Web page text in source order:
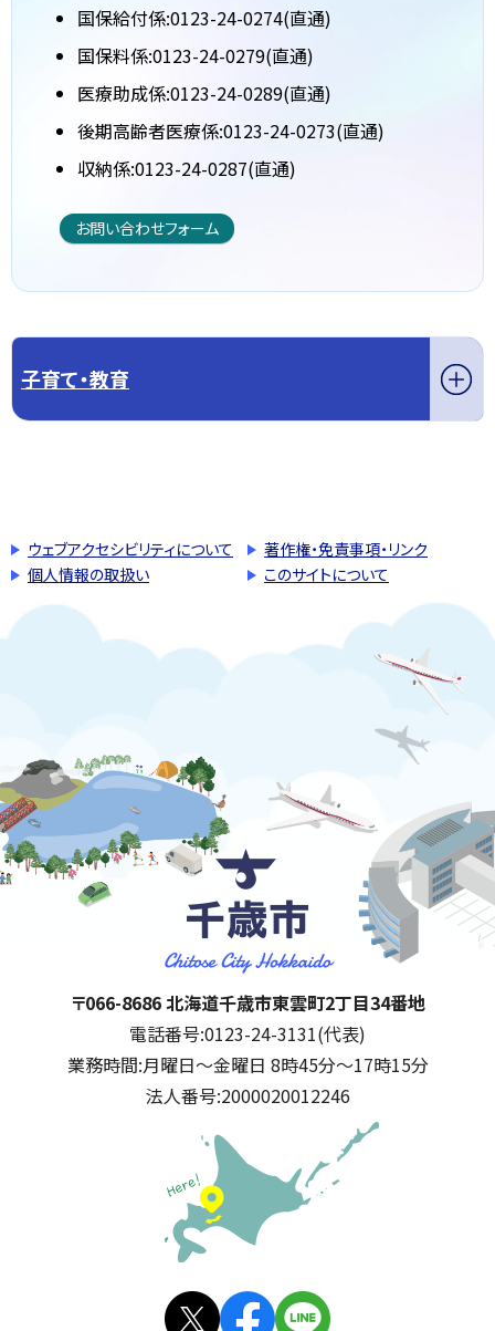
国保給付係:0123-24-0274(直通)
国保料係:0123-24-0279(直通)
医療助成係:0123-24-0289(直通)
後期高齢者医療係:0123-24-0273(直通)
収納係:0123-24-0287(直通)
お問い合わせフォーム
子育て・教育
ウェブアクセシビリティについて
著作権・免責事項・リンク
個人情報の取扱い
このサイトについて
千歳市
住所:
〒066-8686 北海道千歳市東雲町2丁目34番地
電話番号:0123-24-3131(代表)
業務時間:月曜日～金曜日 8時45分～17時15分
法人番号:2000020012246
公式SNS